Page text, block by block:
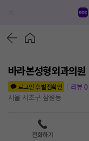
바라본성형외과의원
로그인 후 별점확인
리뷰 0
서울 서초구 잠원동
전화하기